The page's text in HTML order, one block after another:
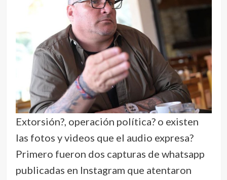
Extorsión?, operación política? o existen
las fotos y videos que el audio expresa?
Primero fueron dos capturas de whatsapp
publicadas en Instagram que atentaron